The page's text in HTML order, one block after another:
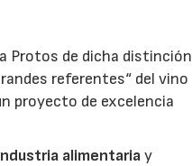
Protos de dicha distinción
referentes“ del vino
proyecto de excelencia
alimentariay